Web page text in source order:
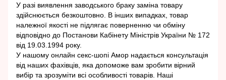
У разі виявлення заводського браку заміна товару
здійснюється безкоштовно. В інших випадках, товар
належної якості не підлягає поверненню чи обміну
відповідно до Постанови Кабінету Міністрів України № 172
від 19.03.1994 року.
У нашому онлайн секс-шопі Амор надається консультація
від наших фахівців, яка допоможе вам зробити вірний
вибір та зрозуміти всі особливості товарів. Наші